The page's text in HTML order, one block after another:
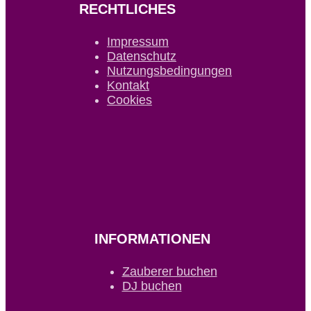
RECHTLICHES
Impressum
Datenschutz
Nutzungsbedingungen
Kontakt
Cookies
INFORMATIONEN
Zauberer buchen
DJ buchen